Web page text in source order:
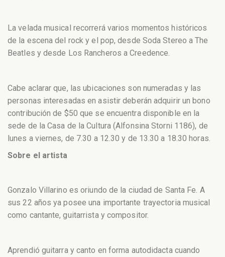
La velada musical recorrerá varios momentos históricos
de la escena del rock y el pop, desde Soda Stereo a The
Beatles y desde Los Rancheros a Creedence.
Cabe aclarar que, las ubicaciones son numeradas y las
personas interesadas en asistir deberán adquirir un bono
contribución de $50 que se encuentra disponible en la
sede de la Casa de la Cultura (Alfonsina Storni 1186), de
lunes a viernes, de 7.30 a 12.30 y de 13.30 a 18.30 horas.
Sobre el artista
Gonzalo Villarino es oriundo de la ciudad de Santa Fe. A
sus 22 años ya posee una importante trayectoria musical
como cantante, guitarrista y compositor.
Aprendió guitarra y canto en forma autodidacta cuando